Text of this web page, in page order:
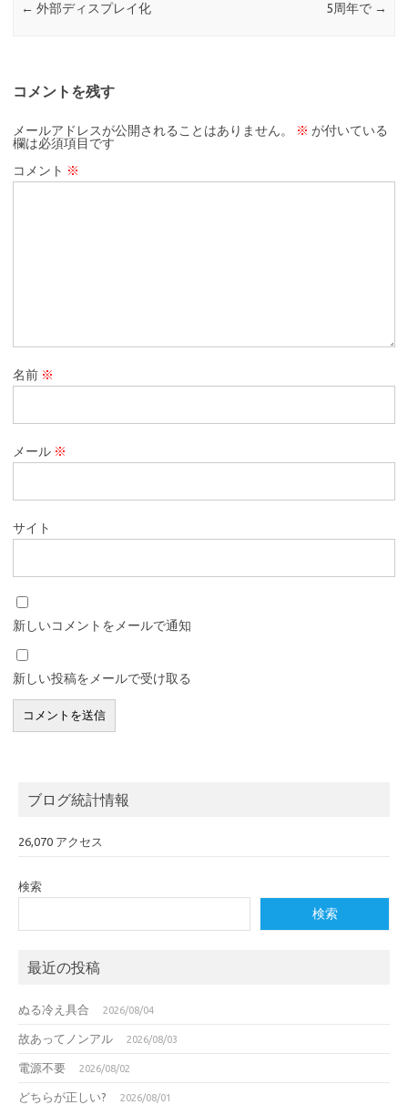
← 外部ディスプレイ化 5周年で →
コメントを残す
メールアドレスが公開されることはありません。 ※ が付いている
欄は必須項目です
コメント ※
名前 ※
メール ※
サイト
新しいコメントをメールで通知
新しい投稿をメールで受け取る
ブログ統計情報
26,070 アクセス
検索
検索
最近の投稿
ぬる冷え具合 2026/08/04
故あってノンアル 2026/08/03
電源不要 2026/08/02
どちらが正しい? 2026/08/01